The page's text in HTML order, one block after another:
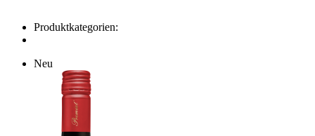
Produktkategorien:
Neu